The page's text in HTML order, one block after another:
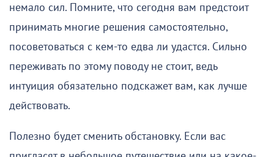
немало сил. Помните, что сегодня вам предстоит
принимать многие решения самостоятельно,
посоветоваться с кем-то едва ли удастся. Сильно
переживать по этому поводу не стоит, ведь
интуиция обязательно подскажет вам, как лучше
действовать.
Полезно будет сменить обстановку. Если вас